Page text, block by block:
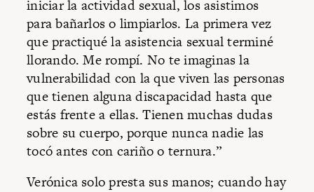
iniciar la actividad sexual, los asistimos
para bañarlos o limpiarlos. La primera vez
que practiqué la asistencia sexual terminé
llorando. Me rompí. No te imaginas la
vulnerabilidad con la que viven las personas
que tienen alguna discapacidad hasta que
estás frente a ellas. Tienen muchas dudas
sobre su cuerpo, porque nunca nadie las
tocó antes con cariño o ternura.”
Verónica solo presta sus manos; cuando hay